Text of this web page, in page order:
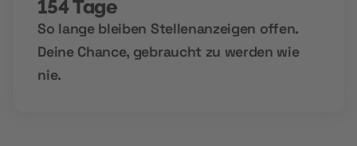
154 Tage
So lange bleiben Stellenanzeigen offen.
Deine Chance, gebraucht zu werden wie
nie.